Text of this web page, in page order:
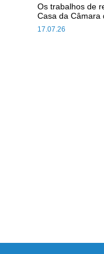
17.07.26
Os trabalhos de
Casa da Câmara